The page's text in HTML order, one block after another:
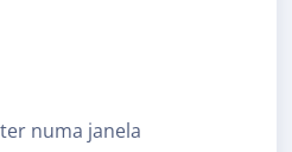
numa janela